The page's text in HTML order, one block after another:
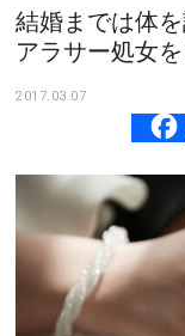
合コン・街コン
マッチングアプリ
あるある
その他
結婚までは体
アラサー処女
2017.03.07